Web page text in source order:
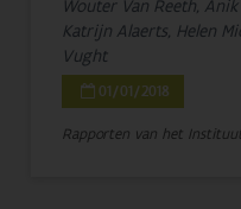
Wouter Van Reeth,
Katrijn Alaerts, Helen
Vught
01/01/2018
Rapporten van het